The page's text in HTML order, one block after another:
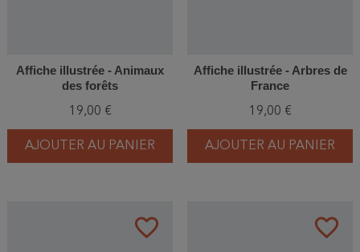
Affiche illustrée - Animaux
des forêts
19,00 €
AJOUTER AU PANIER
Affiche illustrée - Arbres de
France
19,00 €
AJOUTER AU PANIER
favorite_border favorite_border